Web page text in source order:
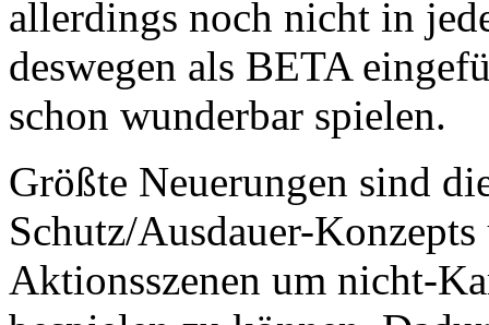
allerdings noch nicht in
deswegen als BETA
schon wunderbar spielen.
Größte Neuerungen sind
Schutz/Ausdauer-
Aktionsszenen um nicht-